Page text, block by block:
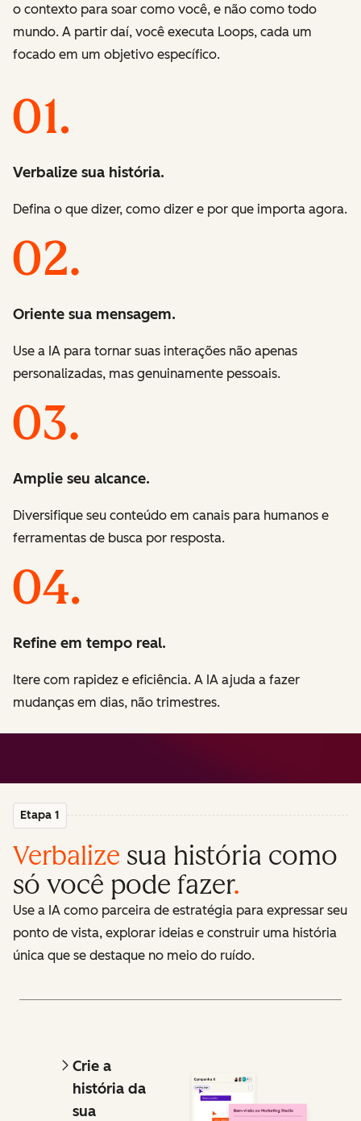
o contexto para soar como você, e não como todo
mundo. A partir daí, você executa Loops, cada um
focado em um objetivo específico.
Verbalize sua história.
Defina o que dizer, como dizer e por que importa agora.
Oriente sua mensagem.
Use a IA para tornar suas interações não apenas
personalizadas, mas genuinamente pessoais.
Amplie seu alcance.
Diversifique seu conteúdo em canais para humanos e
ferramentas de busca por resposta.
Refine em tempo real.
Itere com rapidez e eficiência. A IA ajuda a fazer
mudanças em dias, não trimestres.
Etapa 1
Verbalize sua história como
só você pode fazer.
Use a IA como parceira de estratégia para expressar seu
ponto de vista, explorar ideias e construir uma história
única que se destaque no meio do ruído.
Crie a
história da
sua